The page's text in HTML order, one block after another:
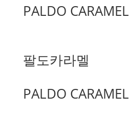
PALDO CARAMEL
팔도카라멜
PALDO CARAMEL